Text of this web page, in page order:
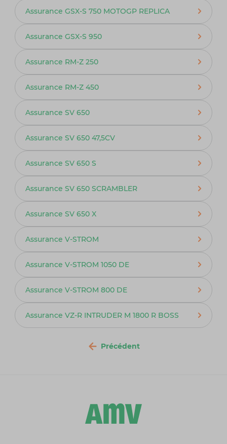
Assurance GSX-S 750 MOTOGP REPLICA
Assurance GSX-S 950
Assurance RM-Z 250
Assurance RM-Z 450
Assurance SV 650
Assurance SV 650 47,5CV
Assurance SV 650 S
Assurance SV 650 SCRAMBLER
Assurance SV 650 X
Assurance V-STROM
Assurance V-STROM 1050 DE
Assurance V-STROM 800 DE
Assurance VZ-R INTRUDER M 1800 R BOSS
Précédent